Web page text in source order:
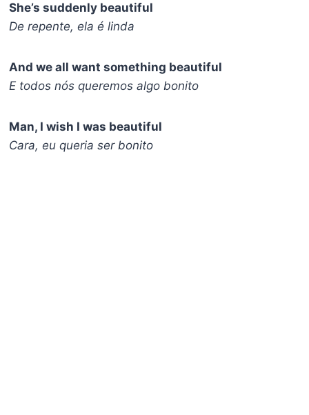
She’s suddenly beautiful
De repente, ela é linda
And we all want something beautiful
E todos nós queremos algo bonito
Man, I wish I was beautiful
Cara, eu queria ser bonito